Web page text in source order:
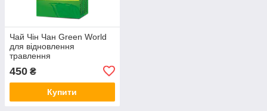
Чай Чін Чан Green World
для відновлення
травлення
450 ₴
Купити